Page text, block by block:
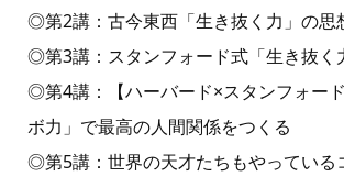
◎第2講：古今東西「生き抜く力」の思
◎第3講：スタンフォード式「生き抜く
◎第4講：【ハーバード×スタンフォー
ボ力」で最高の人間関係をつくる
◎第5講：世界の天才たちもやっている